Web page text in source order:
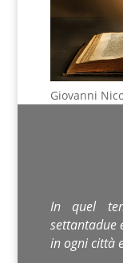
Giovanni
In quel
settantadue
in ogni città